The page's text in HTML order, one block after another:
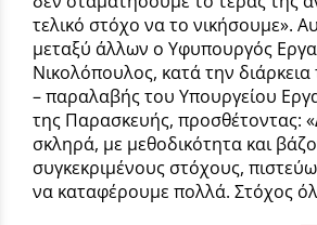
τελικό στόχο να το νικήσουμε».
μεταξύ άλλων ο Υφυπουργός
Νικολόπουλος, κατά την
– παραλαβής του Υπουργείου
της Παρασκευής, προσθέτοντας:
σκληρά, με μεθοδικότητα και
συγκεκριμένους στόχους,
να καταφέρουμε πολλά. Στόχος